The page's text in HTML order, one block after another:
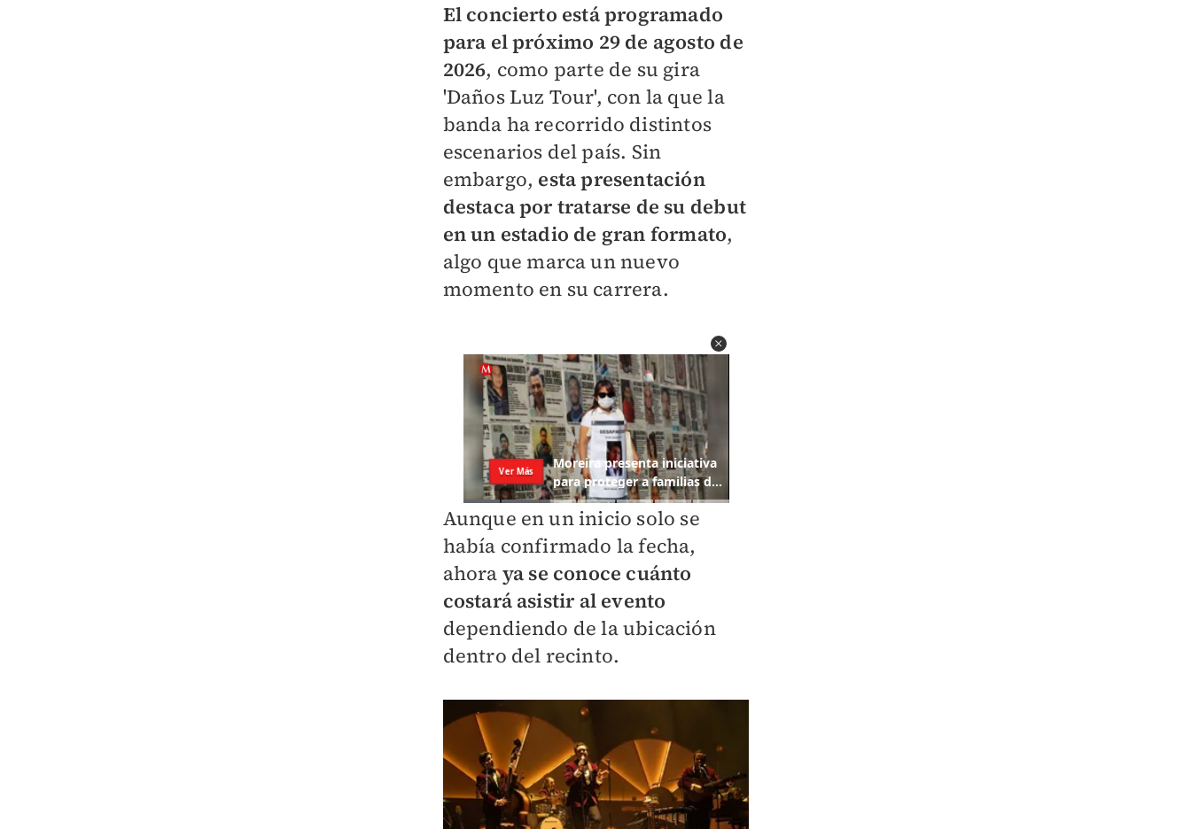
El concierto está programado
para el próximo 29 de agosto de
2026, como parte de su gira
'Daños Luz Tour', con la que la
banda ha recorrido distintos
escenarios del país. Sin
embargo, esta presentación
destaca por tratarse de su debut
en un estadio de gran formato,
algo que marca un nuevo
momento en su carrera.
Aunque en un inicio solo se
había confirmado la fecha,
ahora ya se conoce cuánto
costará asistir al evento
dependiendo de la ubicación
dentro del recinto.